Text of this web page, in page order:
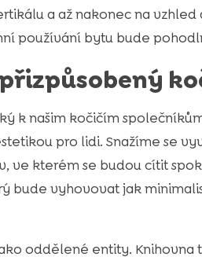
a až nakonec na vzhled
používání bytu bude
k našim kočičím
pro lidi. Snažíme se
ve kterém se budou cítit
bude vyhovovat jak
oddělené entity. Knihovna